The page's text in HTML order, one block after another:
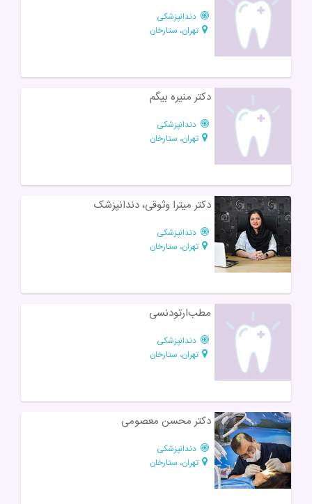
دندانپزشکی
تهران، ستارخان
دکتر منیره بیگم
دندانپزشکی
تهران، ستارخان
دکتر میترا وثوقی، دندانپزشک
دندانپزشکی
تهران، ستارخان
مطب‌ارتودنسی
دندانپزشکی
تهران، ستارخان
دکتر محسن معصومی
دندانپزشکی
تهران، ستارخان